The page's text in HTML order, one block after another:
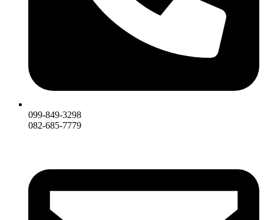
099-849-3298
082-685-7779